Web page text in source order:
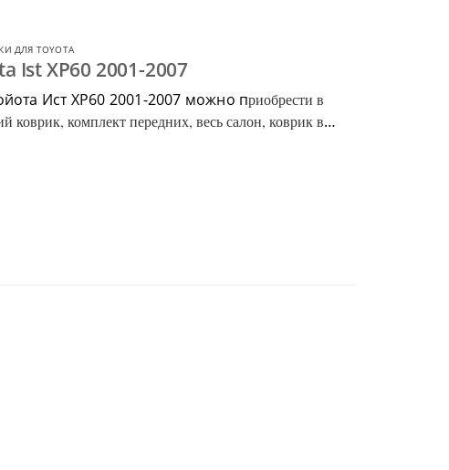
ДЛЯ TOYOTA
Ist XP60 2001-2007
Ист ХР60 2001-2007 можно приобрести в
коврик, комплект передних, весь салон, коврик в